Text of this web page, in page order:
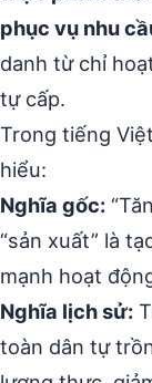
phục vụ nhu
danh từ chỉ
tự cấp.
Trong tiếng
hiểu:
Nghĩa gốc:
“sản xuất” là
mạnh hoạt
Nghĩa lịch sử:
toàn dân tự